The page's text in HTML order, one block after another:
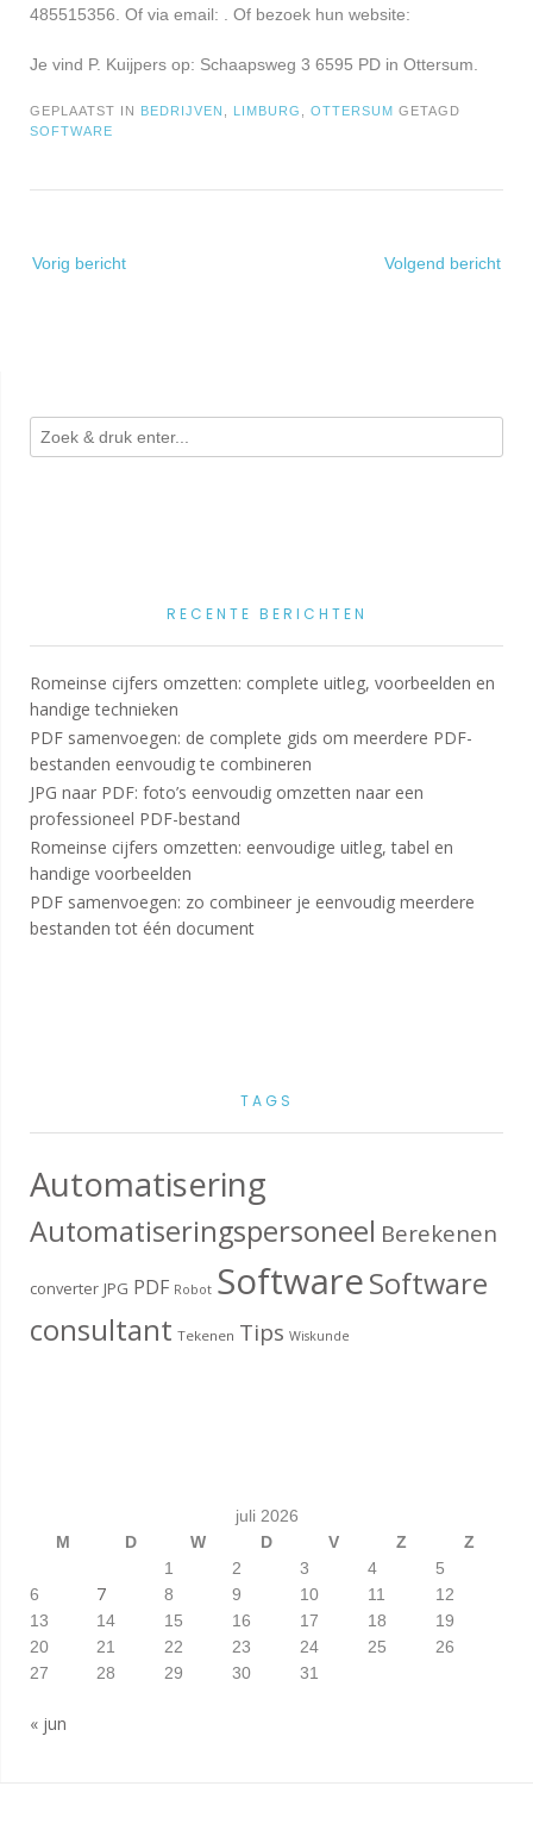
485515356. Of via email: . Of bezoek hun website:
Je vind P. Kuijpers op: Schaapsweg 3 6595 PD in Ottersum.
GEPLAATST IN BEDRIJVEN , LIMBURG , OTTERSUM GETAGD
SOFTWARE
navigatie
Vorig bericht Volgend bericht
RECENTE BERICHTEN
Romeinse cijfers omzetten: complete uitleg, voorbeelden en
handige technieken
PDF samenvoegen: de complete gids om meerdere PDF-
bestanden eenvoudig te combineren
JPG naar PDF: foto’s eenvoudig omzetten naar een
professioneel PDF-bestand
Romeinse cijfers omzetten: eenvoudige uitleg, tabel en
handige voorbeelden
PDF samenvoegen: zo combineer je eenvoudig meerdere
bestanden tot één document
TAGS
Automatisering
Automatiseringspersoneel Berekenen
converter JPG PDF Robot SoftwareSoftware
consultant Tekenen Tips Wiskunde
juli 2026
M
D W D V Z
Z
1
2 3 4
5
6
7 8 9 10 11
12
13
14 15 16 17 18
19
20
21 22 23 24 25
26
27
28 29 30 31
« jun